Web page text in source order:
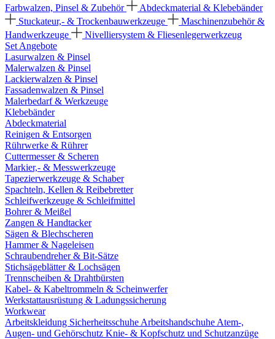
Farbwalzen, Pinsel & Zubehör
Abdeckmaterial & Klebebänder
Stuckateur,- & Trockenbauwerkzeuge
Maschinenzubehör &
Handwerkzeuge
Nivelliersystem & Fliesenlegerwerkzeug
Set Angebote
Lasurwalzen & Pinsel
Malerwalzen & Pinsel
Lackierwalzen & Pinsel
Fassadenwalzen & Pinsel
Malerbedarf & Werkzeuge
Klebebänder
Abdeckmaterial
Reinigen & Entsorgen
Rührwerke & Rührer
Cuttermesser & Scheren
Markier,- & Messwerkzeuge
Tapezierwerkzeuge & Schaber
Spachteln, Kellen & Reibebretter
Schleifwerkzeuge & Schleifmittel
Bohrer & Meißel
Zangen & Handtacker
Sägen & Blechscheren
Hammer & Nageleisen
Schraubendreher & Bit-Sätze
Stichsägeblätter & Lochsägen
Trennscheiben & Drahtbürsten
Kabel- & Kabeltrommeln & Scheinwerfer
Werkstattausrüstung & Ladungssicherung
Workwear
Arbeitskleidung Sicherheitsschuhe Arbeitshandschuhe Atem-,
Augen- und Gehörschutz Knie- & Kopfschutz und Schutzanzüge